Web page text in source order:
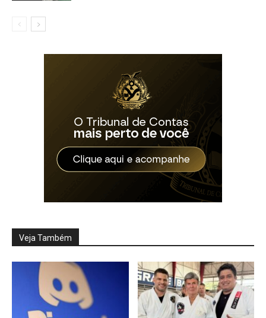
Veja Também